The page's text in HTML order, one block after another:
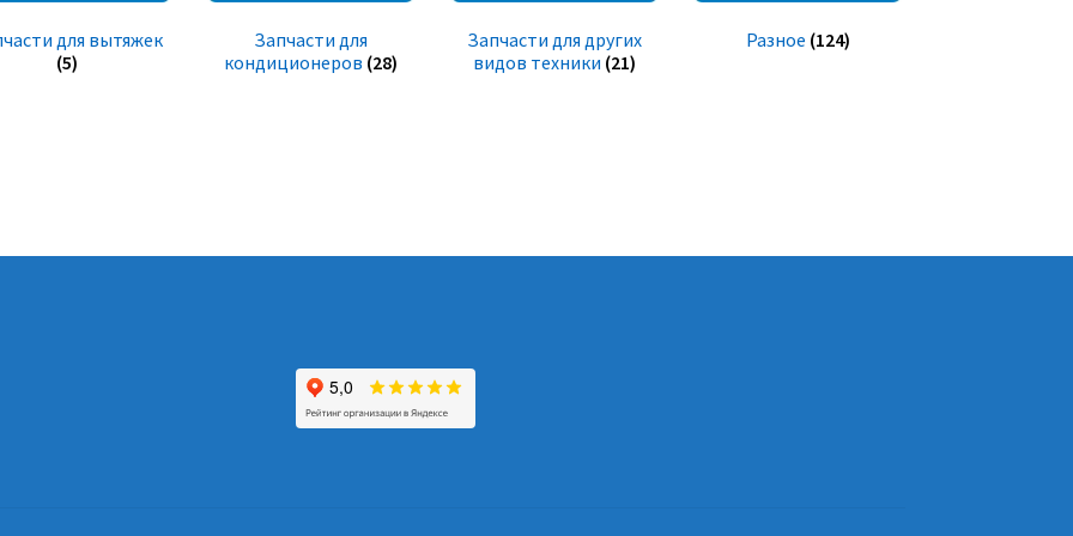
для вытяжек
(5)
Запчасти для
кондиционеров (28)
Запчасти для других
видов техники (21)
Разное (124)